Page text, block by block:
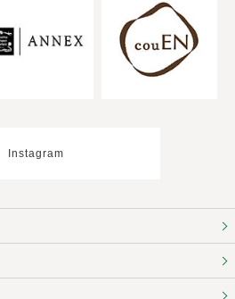
Instagram